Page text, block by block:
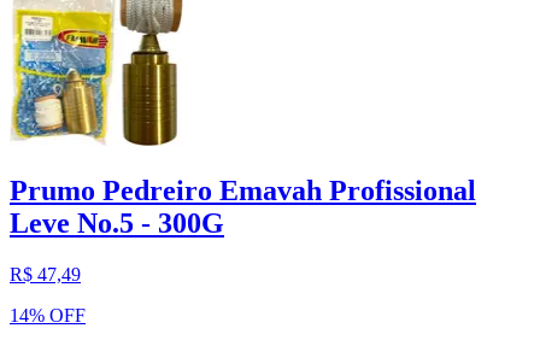
Prumo Pedreiro Emavah Profissional
Leve No.5 - 300G
R$ 47,49
14% OFF